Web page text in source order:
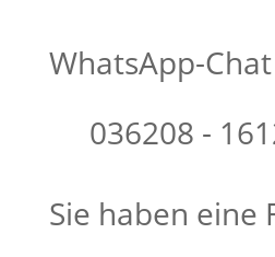
WhatsApp-Chat
036208 -
Sie haben eine